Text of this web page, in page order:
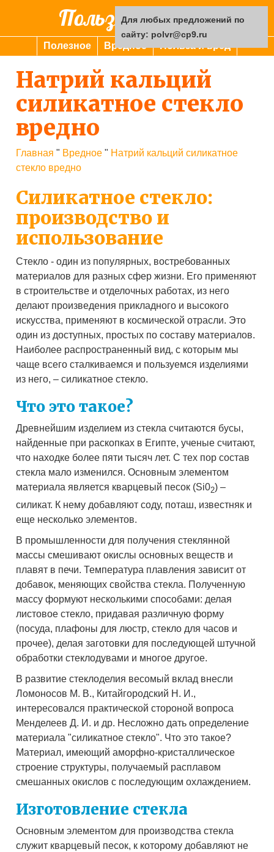
Польза или вред
Полезное Вредное Польза и вред
Натрий кальций
силикатное стекло
вредно
Главная " Вредное " Натрий кальций силикатное
стекло вредно
Силикатное стекло:
производство и
использование
Стекло - один из популярных, востребованных
материалов для разных сфер жизни. Его применяют
в строительстве и отделочных работах, из него
делают произведения прикладного и высокого
искусства, применяют в космической отрасли. Это
один из доступных, простых по составу материалов.
Наиболее распространенный вид, с которым мы
чаще всего сталкиваемся и пользуемся изделиями
из него, – силикатное стекло.
Что это такое?
Древнейшим изделием из стекла считаются бусы,
найденные при раскопках в Египте, ученые считают,
что находке более пяти тысяч лет. С тех пор состав
стекла мало изменился. Основным элементом
материала является кварцевый песок (Si02) –
силикат. К нему добавляют соду, поташ, известняк и
еще несколько элементов.
В промышленности для получения стеклянной
массы смешивают окислы основных веществ и
плавят в печи. Температура плавления зависит от
добавок, меняющих свойства стекла. Полученную
массу формуют несколькими способами: делая
листовое стекло, придавая различную форму
(посуда, плафоны для люстр, стекло для часов и
прочее), делая заготовки для последующей штучной
обработки стеклодувами и многое другое.
В развитие стеклоделия весомый вклад внесли
Ломоносов М. В., Китайгородский Н. И.,
интересовался практической стороной вопроса
Менделеев Д. И. и др. Несложно дать определение
материала "силикатное стекло". Что это такое?
Материал, имеющий аморфно-кристаллическое
строение структуры, получаемый расплавом
смешанных окислов с последующим охлаждением.
Изготовление стекла
Основным элементом для производства стекла
служит кварцевый песок, к которому добавляют не
Для любых предложений по
сайту: polvr@cp9.ru